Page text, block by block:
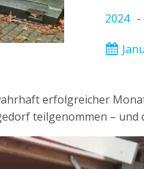
2024 -
erfolg­rei­cher
teil­ge­nom­men – und